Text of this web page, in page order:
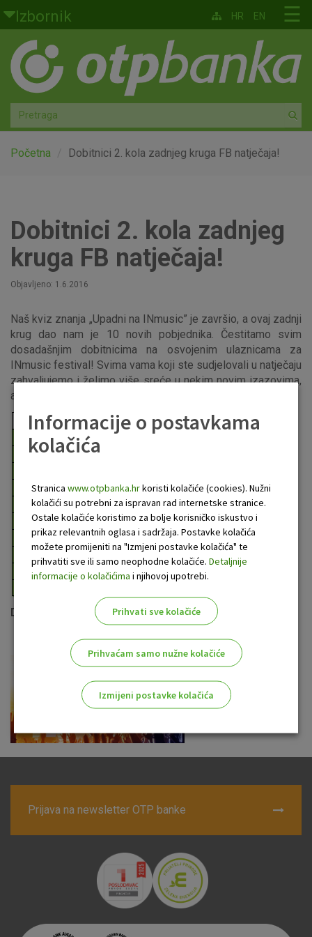
Skoči na glavni sadržaj
Izbornik
Građani
Privatno bankarstvo
Agro
Mala poduzeća i obrtnici
Globalna tržišta
Faktoring
O nama
☰
HR EN
Početna Dobitnici 2. kola zadnjeg kruga FB natječaja!
Dobitnici 2. kola zadnjeg
kruga FB natječaja!
Objavljeno: 1.6.2016
Naš kviz znanja „Upadni na INmusic” je završio, a ovaj zadnji
krug dao nam je 10 novih pobjednika. Čestitamo svim
dosadašnjim dobitnicima na osvojenim ulaznicama za
INmusic festival! Svima vama koji ste sudjelovali u natječaju
zahvaljujemo i želimo više sreće u nekim novim izazovima,
a koje će vam OTP banka zasigurno ponovno pripremiti!
Dobar provod na INmusicu!
Prijava na newsletter OTP banke
Informacije o postavkama
kolačića
Stranica www.otpbanka.hrkoristi kolačiće (cookies). Nužni
kolačići su potrebni za ispravan rad internetske stranice.
Ostale kolačiće koristimo za bolje korisničko iskustvo i
prikaz relevantnih oglasa i sadržaja. Postavke kolačića
možete promijeniti na "Izmjeni postavke kolačića" te
prihvatiti sve ili samo neophodne kolačiće. Detaljnije
informacije o kolačićima i njihovoj upotrebi.
Prihvati sve kolačiće
Prihvaćam samo nužne kolačiće
Izmijeni postavke kolačića
Nužni kolačići
Analitički kolačići
Marketinški kolačići
Prihvaćam upotrebu navedenih kolačića